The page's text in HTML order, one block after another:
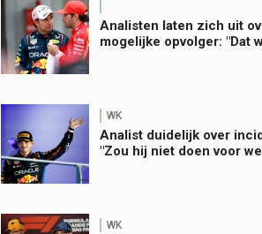
Analisten laten zich uit
mogelijke opvolger: "Dat
WK
Analist duidelijk over
"Zou hij niet doen voor
WK